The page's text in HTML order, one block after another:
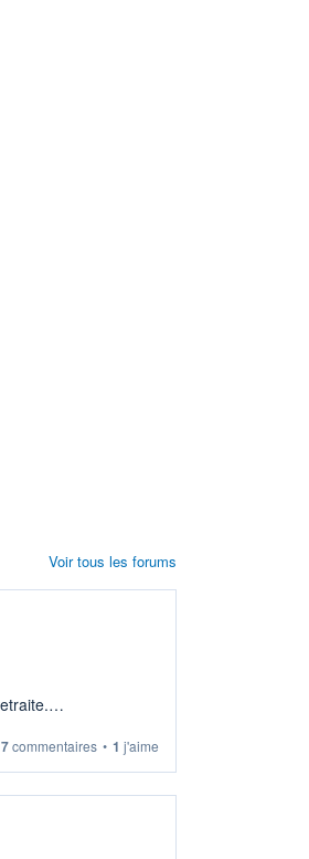
commentaires • 1 j'aime
Voir tous les forums